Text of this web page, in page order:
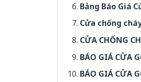
Bảng Báo Giá
Cửa chống
CỬA CHỐNG
BÁO GIÁ CỬA
BÁO GIÁ CỬA